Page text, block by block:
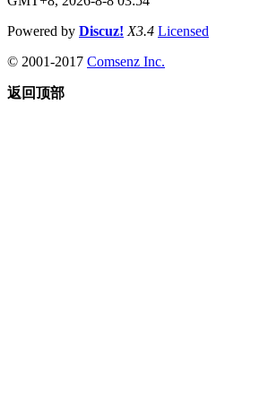
Powered by Discuz! X3.4 Licensed
© 2001-2017 Comsenz Inc.
返回顶部